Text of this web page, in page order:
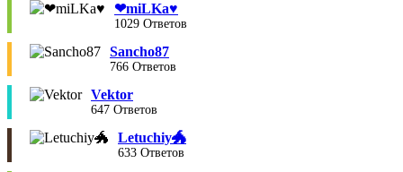
❤︎miLKa♥︎
1029 Ответов
Sancho87
766 Ответов
Vektor
647 Ответов
Letuchiy🐲
633 Ответов